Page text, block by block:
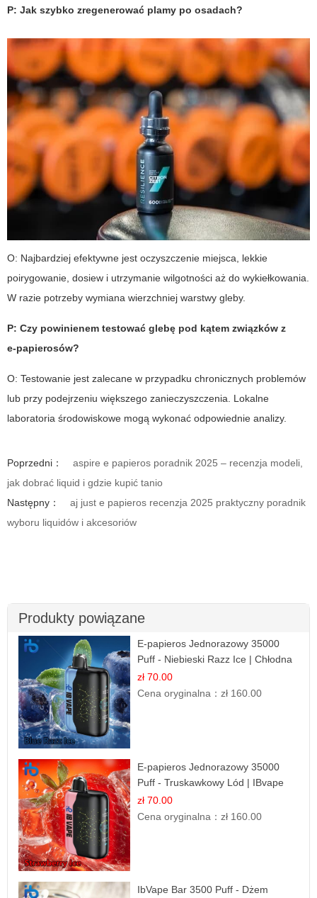
P: Jak szybko zregenerować plamy po osadach?
O: Najbardziej efektywne jest oczyszczenie miejsca, lekkie
poirygowanie, dosiew i utrzymanie wilgotności aż do wykiełkowania.
W razie potrzeby wymiana wierzchniej warstwy gleby.
P: Czy powinienem testować glebę pod kątem związków z
e‑papierosów?
O: Testowanie jest zalecane w przypadku chronicznych problemów
lub przy podejrzeniu większego zanieczyszczenia. Lokalne
laboratoria środowiskowe mogą wykonać odpowiednie analizy.
Poprzedni：
aspire e papieros poradnik 2025 – recenzja modeli,
jak dobrać liquid i gdzie kupić tanio
Następny：
aj just e papieros recenzja 2025 praktyczny poradnik
wyboru liquidów i akcesoriów
Produkty powiązane
E-papieros Jednorazowy 35000
Puff - Niebieski Razz Ice | Chłodna
Malina
zł 70.00
Cena oryginalna：zł 160.00
E-papieros Jednorazowy 35000
Puff - Truskawkowy Lód | IBvape
zł 70.00
Cena oryginalna：zł 160.00
IbVape Bar 3500 Puff - Dżem